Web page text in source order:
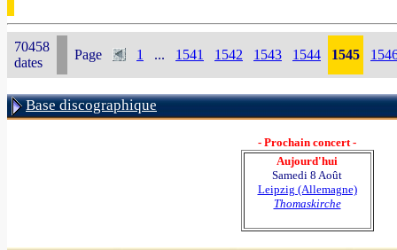
70458
dates
Page 1 ... 1541 1542 1543 1544 1545
Base discographique
- Prochain concert -
Aujourd'hui
Samedi 8 Août
Leipzig (Allemagne)
Thomaskirche